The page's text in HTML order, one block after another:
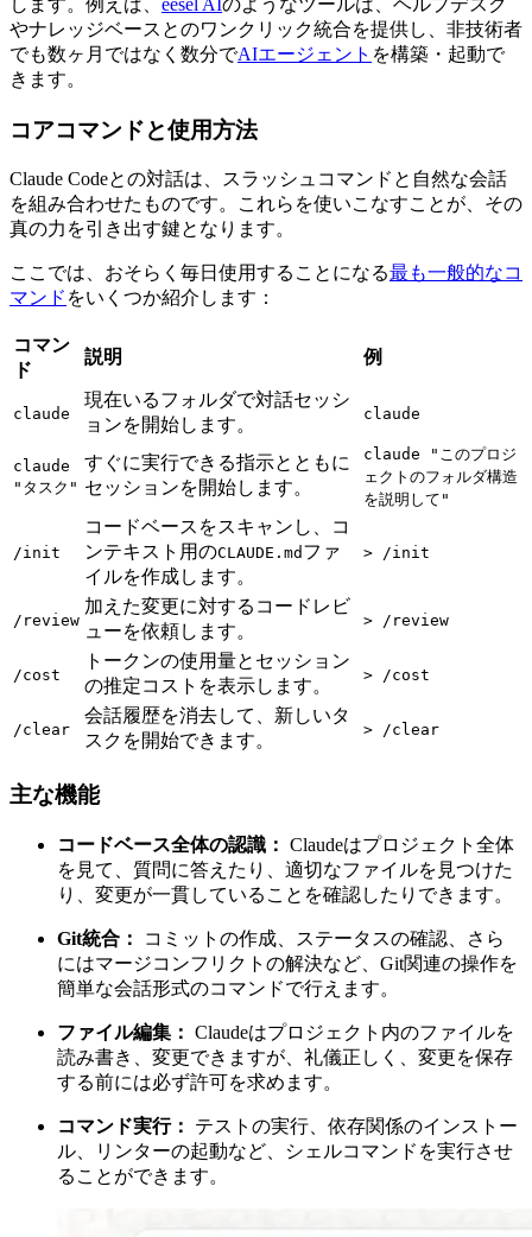
やナレッジベースとのワンクリック統合を提供し、非技術者
でも数ヶ月ではなく数分でAIエージェント を構築・起動で
きます。
コアコマンドと使用方法
Claude Codeとの対話は、スラッシュコマンドと自然な会話
を組み合わせたものです。これらを使いこなすことが、その
真の力を引き出す鍵となります。
ここでは、おそらく毎日使用することになる最も一般的なコ
マンド をいくつか紹介します：
コマン
ド
説明 例
claude
現在いるフォルダで対話セッシ
ョンを開始します。
claude
claude
"タスク"
すぐに実行できる指示とともに
セッションを開始します。
claude "このプロジ
ェクトのフォルダ構造
を説明して"
/init
コードベースをスキャンし、コ
ンテキスト用のCLAUDE.md ファ
イルを作成します。
> /init
/review
加えた変更に対するコードレビ
ューを依頼します。
> /review
/cost
トークンの使用量とセッション
の推定コストを表示します。
> /cost
/clear
会話履歴を消去して、新しいタ
スクを開始できます。
> /clear
主な機能
コードベース全体の認識： Claudeはプロジェクト全体
を見て、質問に答えたり、適切なファイルを見つけた
り、変更が一貫していることを確認したりできます。
Git統合：
コミットの作成、ステータスの確認、さら
にはマージコンフリクトの解決など、Git関連の操作を
簡単な会話形式のコマンドで行えます。
ファイル編集： Claudeはプロジェクト内のファイルを
読み書き、変更できますが、礼儀正しく、変更を保存
する前には必ず許可を求めます。
コマンド実行：
テストの実行、依存関係のインストー
ル、リンターの起動など、シェルコマンドを実行させ
ることができます。